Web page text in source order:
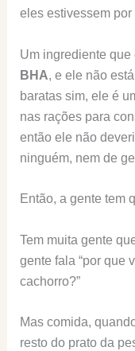
eles estivessem por
Um ingrediente
BHA, e ele não
baratas sim, ele é
nas rações para
então ele não
ninguém, nem de
Então, a gente tem
Tem muita gente
gente fala “por que
cachorro?”
Mas comida,
resto do prato da